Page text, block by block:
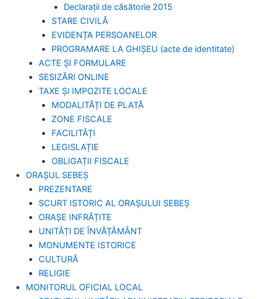
Declarații de căsătorie 2015
STARE CIVILĂ
EVIDENȚA PERSOANELOR
PROGRAMARE LA GHIȘEU (acte de identitate)
ACTE ȘI FORMULARE
SESIZĂRI ONLINE
TAXE ȘI IMPOZITE LOCALE
MODALITĂȚI DE PLATĂ
ZONE FISCALE
FACILITĂȚI
LEGISLAȚIE
OBLIGAȚII FISCALE
ORAȘUL SEBEȘ
PREZENTARE
SCURT ISTORIC AL ORAȘULUI SEBEȘ
ORAȘE INFRĂȚITE
UNITĂȚI DE ÎNVĂȚĂMÂNT
MONUMENTE ISTORICE
CULTURĂ
RELIGIE
MONITORUL OFICIAL LOCAL